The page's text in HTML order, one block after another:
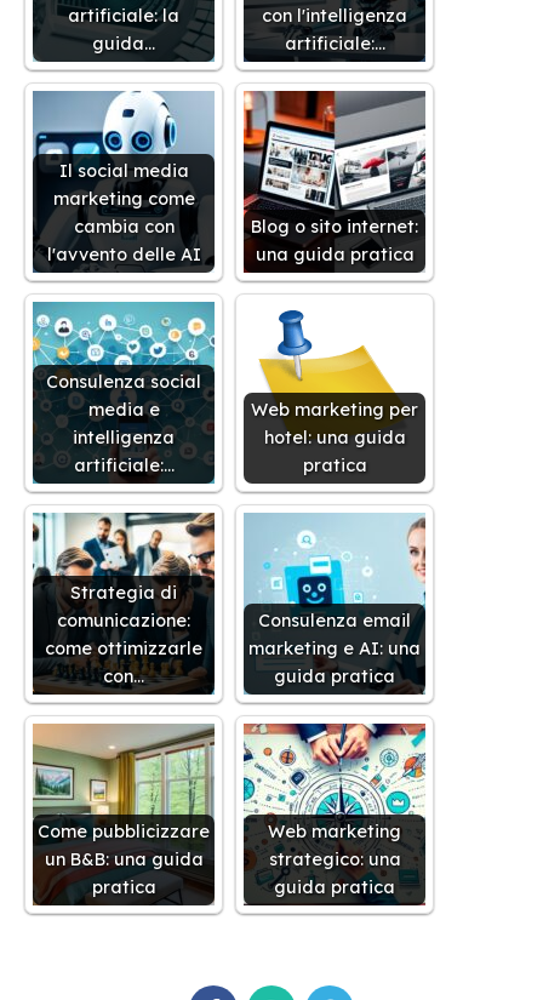
artificiale: la
guida…
con l'intelligenza
artificiale:…
Il social media
marketing come
cambia con
l'avvento delle AI
Blog o sito internet:
una guida pratica
Consulenza social
media e
intelligenza
artificiale:…
Web marketing per
hotel: una guida
pratica
Strategia di
comunicazione:
come ottimizzarle
con…
Consulenza email
marketing e AI: una
guida pratica
Come pubblicizzare
un B&B: una guida
pratica
Web marketing
strategico: una
guida pratica